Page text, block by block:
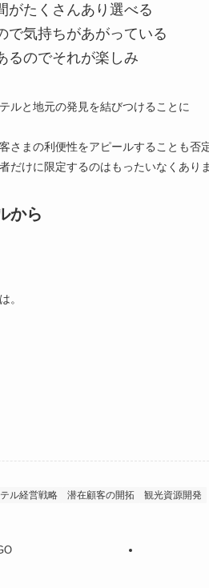
がたくさんあり選べる
で気持ちがあがっている
るのでそれが楽しみ
ルと地元の発見を結びつけることに
さまの利便性をアピールすることも否
だけに限定するのはもったいなくあり
から
。
ル経営戦略 潜在顧客の開拓 観光資源開発